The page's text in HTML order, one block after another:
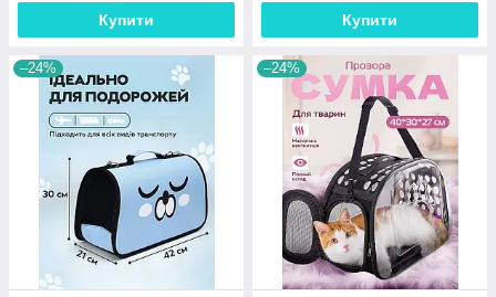
Купити Купити
–24% –24%